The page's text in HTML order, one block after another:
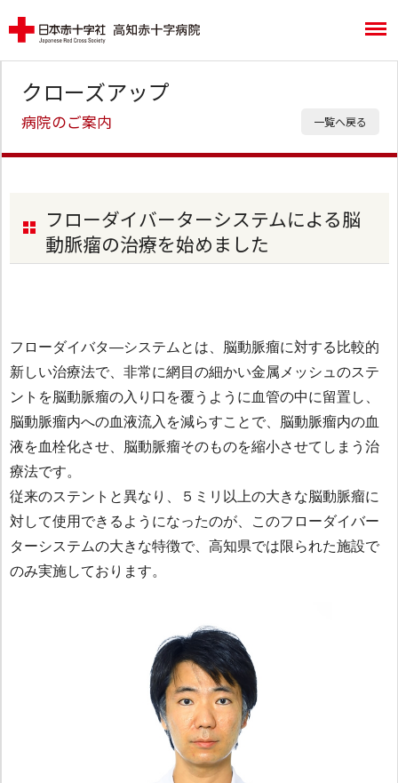
クローズアップ
病院のご案内 一覧へ戻る
フローダイバーターシステムによる脳
動脈瘤の治療を始めました
フローダイバタ―システムとは、脳動脈瘤に対する比較的
新しい治療法で、非常に網目の細かい金属メッシュのステ
ントを脳動脈瘤の入り口を覆うように血管の中に留置し、
脳動脈瘤内への血液流入を減らすことで、脳動脈瘤内の血
液を血栓化させ、脳動脈瘤そのものを縮小させてしまう治
療法です。
従来のステントと異なり、５ミリ以上の大きな脳動脈瘤に
対して使用できるようになったのが、このフローダイバー
ターシステムの大きな特徴で、高知県では限られた施設で
のみ実施しております。